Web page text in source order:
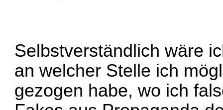
Selbstverständlich wäre
an welcher Stelle ich
gezogen habe, wo ich